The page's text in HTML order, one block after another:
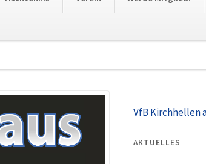
VfB Kirchhellen
AKTUELLES